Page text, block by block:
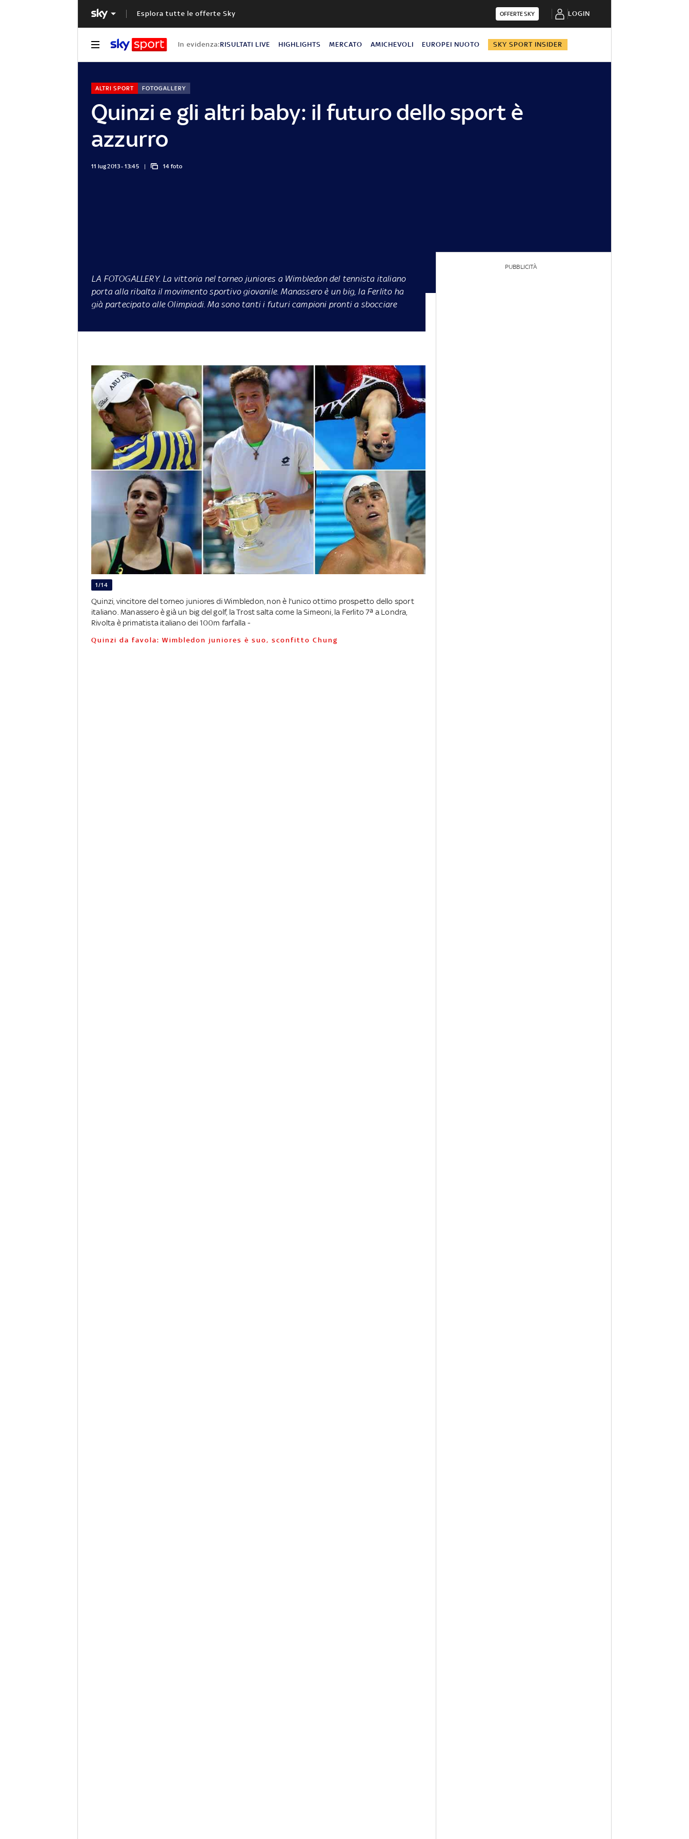
Esplora tutte le offerte Sky OFFERTE SKY LOGIN
In evidenza:RISULTATI LIVE HIGHLIGHTS MERCATO AMICHEVOLI EUROPEI NUOTO SKY SPORT INSIDER
Quinzi e gli altri baby: il futuro dello sport è
azzurro
ALTRI SPORT FOTOGALLERY
11 lug 2013 - 13:45 14 foto
LA FOTOGALLERY. La vittoria nel torneo juniores a Wimbledon del tennista italiano
porta alla ribalta il movimento sportivo giovanile. Manassero è un big, la Ferlito ha
già partecipato alle Olimpiadi. Ma sono tanti i futuri campioni pronti a sbocciare
1/14
Quinzi, vincitore del torneo juniores di Wimbledon, non è l'unico ottimo prospetto dello sport
italiano. Manassero è già un big del golf, la Trost salta come la Simeoni, la Ferlito 7ª a Londra,
Rivolta è primatista italiano dei 100m farfalla -
Quinzi da favola: Wimbledon juniores è suo, sconfitto Chung
PUBBLICITÀ